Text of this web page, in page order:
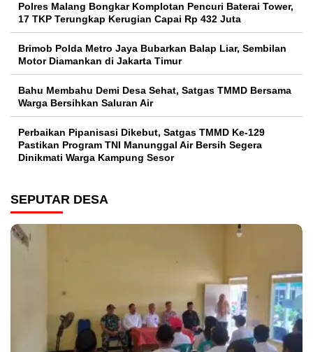
Polres Malang Bongkar Komplotan Pencuri Baterai Tower,
17 TKP Terungkap Kerugian Capai Rp 432 Juta
Brimob Polda Metro Jaya Bubarkan Balap Liar, Sembilan
Motor Diamankan di Jakarta Timur
Bahu Membahu Demi Desa Sehat, Satgas TMMD Bersama
Warga Bersihkan Saluran Air
Perbaikan Pipanisasi Dikebut, Satgas TMMD Ke-129
Pastikan Program TNI Manunggal Air Bersih Segera
Dinikmati Warga Kampung Sesor
SEPUTAR DESA